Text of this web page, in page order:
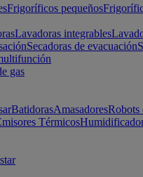
Frigoríficos pequeños
Lavadoras integrables
Secadoras de evacuación
gas
BatidorasAmasadoresRobots
Térmicos